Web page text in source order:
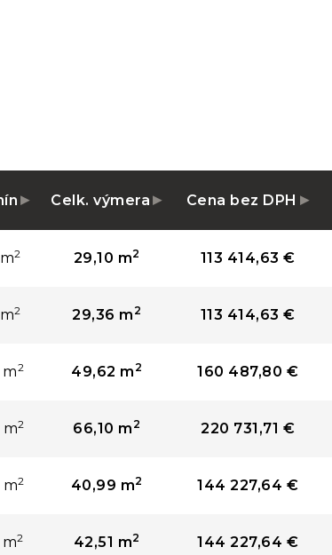
Celk. výmera Cena bez DPH
2 29,10 m2 113 414,63 €
2 29,36 m 2 113 414,63 €
m2 49,62 m2 160 487,80 €
m2 66,10 m 2 220 731,71 €
m2 40,99 m2 144 227,64 €
m2 42,51 m2 144 227,64 €